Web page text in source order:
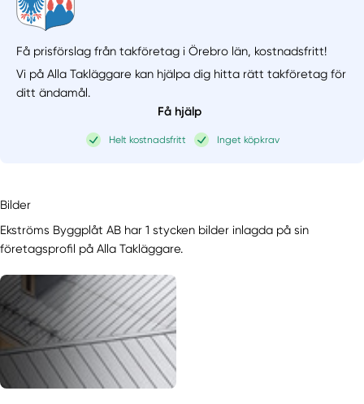
Få prisförslag från takföretag i Örebro län, kostnadsfritt!
Vi på Alla Takläggare kan hjälpa dig hitta rätt takföretag för
ditt ändamål.
Få hjälp
Helt kostnadsfritt Inget köpkrav
Bilder
Ekströms Byggplåt AB har 1 stycken bilder inlagda på sin
företagsprofil på Alla Takläggare.